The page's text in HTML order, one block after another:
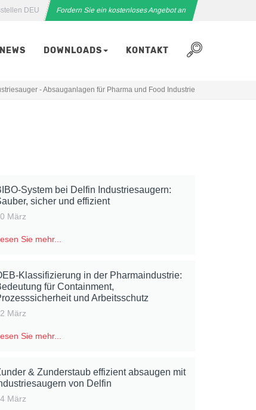
DEU Fordern Sie ein kostenloses Angebot an
NEWS DOWNLOADS KONTAKT
- Absauganlagen für Pharma und Food Industrie
System bei Delfin Industriesaugern:
sicher und effizient
März
Sie mehr...
Klassifizierung in der Pharmaindustrie:
für Containment,
und Arbeitsschutz
März
Sie mehr...
& Zunderstaub effizient absaugen mit
von Delfin
März